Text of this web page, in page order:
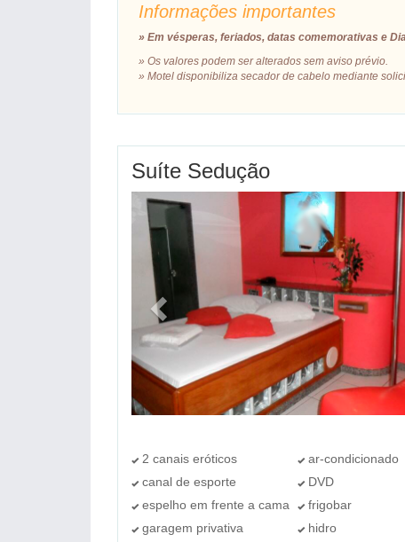
Informações importantes
» Em vésperas, feriados, datas comemorativas e
» Os valores podem ser alterados sem aviso prévio.
» Motel disponibiliza secador de cabelo mediante
Suíte Sedução
2 canais eróticos
ar-condicionado
canal de esporte
DVD
espelho em frente a cama
frigobar
garagem privativa
hidro